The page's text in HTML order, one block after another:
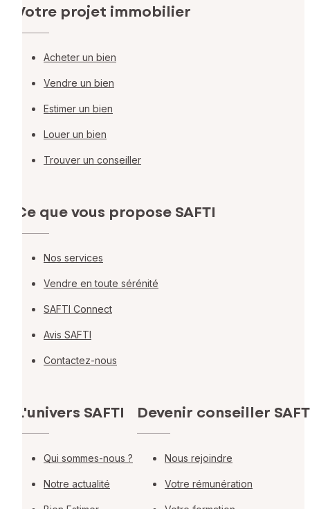
Votre projet immobilier
Acheter un bien
Vendre un bien
Estimer un bien
Louer un bien
Trouver un conseiller
Ce que vous propose SAFTI
Nos services
Vendre en toute sérénité
SAFTI Connect
Avis SAFTI
Contactez-nous
L'univers SAFTI
Qui sommes-nous ?
Notre actualité
Devenir conseiller
Nous rejoindre
Votre rémunération